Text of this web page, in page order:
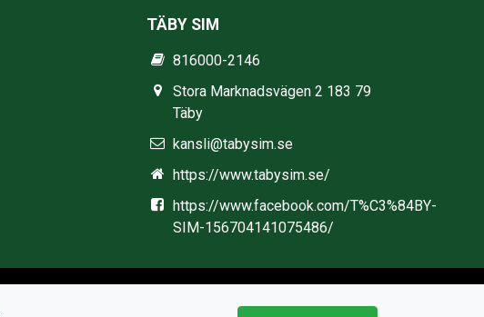
TÄBY SIM
816000-2146
Stora Marknadsvägen 2 183 79
Täby
kansli@tabysim.se
https://www.tabysim.se/
https://www.facebook.com/T%C3%84BY-
SIM-156704141075486/